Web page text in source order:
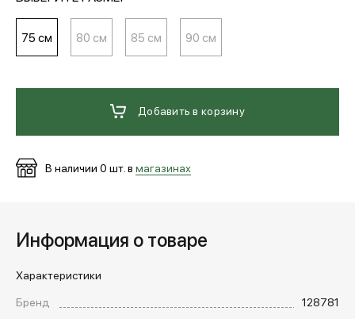
Вход в личный кабинет
+7 (495) 139-66-00
75 см 80 см 85 см 90 см
Добавить в корзину
В наличии 0 шт. в магазинах
Информация о товаре
Характеристики
Бренд
128781